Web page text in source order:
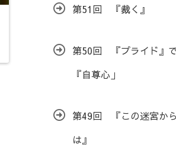
第51回 『裁く』
第50回 『プライド』で
『自尊心」
第49回 『この迷宮か
は』